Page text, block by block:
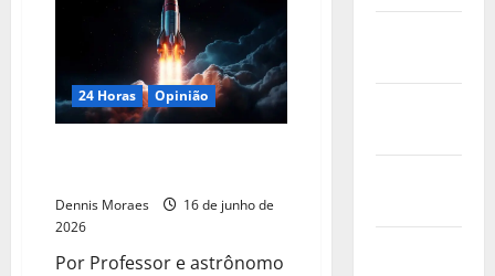
24 Horas Opinião
Dennis Moraes
16 de junho de
2026
Por Professor e astrônomo